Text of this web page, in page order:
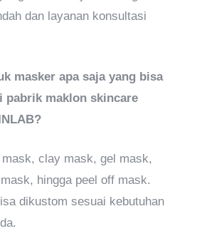
dan layanan konsultasi
masker apa saja yang bisa
pabrik maklon skincare
clay mask, gel mask,
hingga peel off mask.
dikustom sesuai kebutuhan